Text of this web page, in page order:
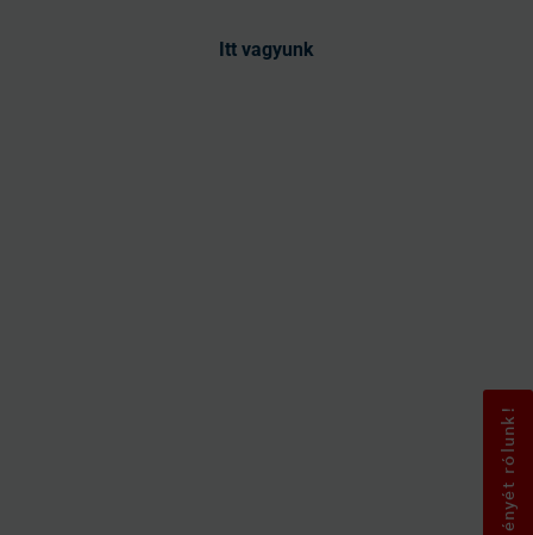
Itt vagyunk